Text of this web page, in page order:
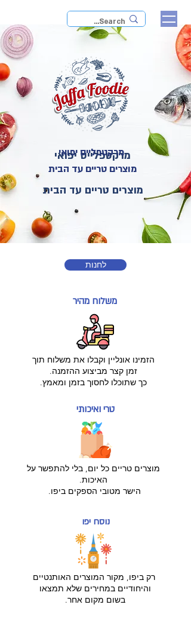
מרקטפלייס יפואי
מוצרים טריים עד הבית
מרקטפלייס יפואי
מוצרים טריים עד הבית
לחנות
משלוח מהיר
הזמינו אונליין וקבלו את משלוח תוך
זמן קצר מביצוע ההזמנה.
כך שתוכלו לחסוך בזמן ומאמץ.
טרי ואיכותי
מוצרים טריים כל יום, בלי להתפשר על
האיכות.
הישר מטובי הספקים ביפו.
נוסח יפו
רק ביפו, מקור המוצרים האותנטיים
והיחודיים במחירים שלא תמצאו
בשום מקום אחר.